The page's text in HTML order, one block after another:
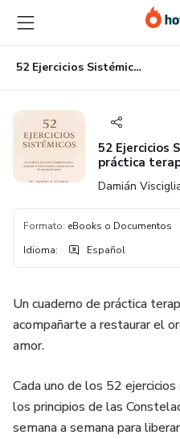
contenido
principal
la
página
de
pie
página
52 Ejercicios Sistémicos – Cuaderno de práctica terapéutica
52 Ejercicios
práctica
Damián
Formato: eBooks o Documentos
Idioma: Español
Un cuaderno de práctica
acompañarte a restaurar el
amor.
Cada uno de los 52
los principios de las
semana a semana para